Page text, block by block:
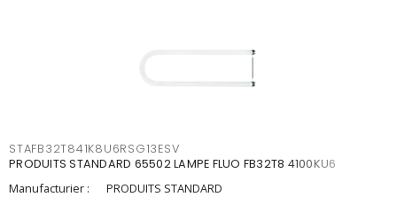
STAFB32T841K8U6RSG13ESV
PRODUITS STANDARD 65502 LAMPE FLUO FB32T8 4100KU6
Manufacturier :
PRODUITS STANDARD